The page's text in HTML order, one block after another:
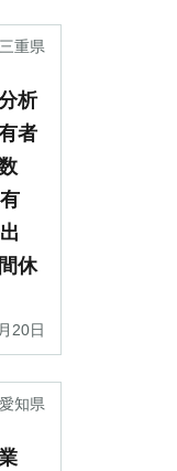
三重県
析
者
休
20日
愛知県